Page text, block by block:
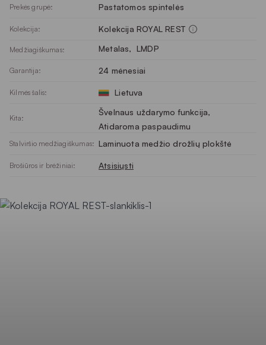
Prekės grupė: Pastatomos spintelės
Kolekcija: Kolekcija ROYAL REST
Medžiagiškumas: Metalas, LMDP
Garantija: 24 mėnesiai
Kilmės šalis: Lietuva
Kita:
Švelnaus uždarymo funkcija,
Atidaroma paspaudimu
Stalviršio medžiagiškumas: Laminuota medžio drožlių plokštė
Brošiūros ir brėžiniai: Atsisiųsti